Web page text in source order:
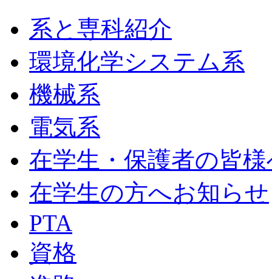
系と専科紹介
環境化学システム系
機械系
電気系
在学生・保護者の皆
在学生の方へお知らせ
PTA
資格